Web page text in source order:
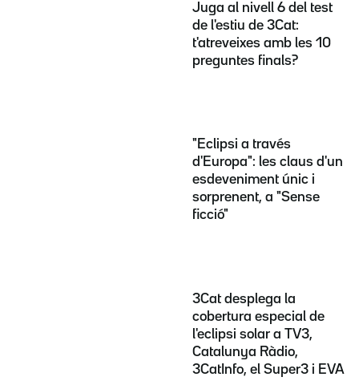
Juga al nivell 6 del test
de l'estiu de 3Cat:
t'atreveixes amb les 10
preguntes finals?
"Eclipsi a través
d'Europa": les claus d'un
esdeveniment únic i
sorprenent, a "Sense
ficció"
3Cat desplega la
cobertura especial de
l'eclipsi solar a TV3,
Catalunya Ràdio,
3CatInfo, el Super3 i EVA